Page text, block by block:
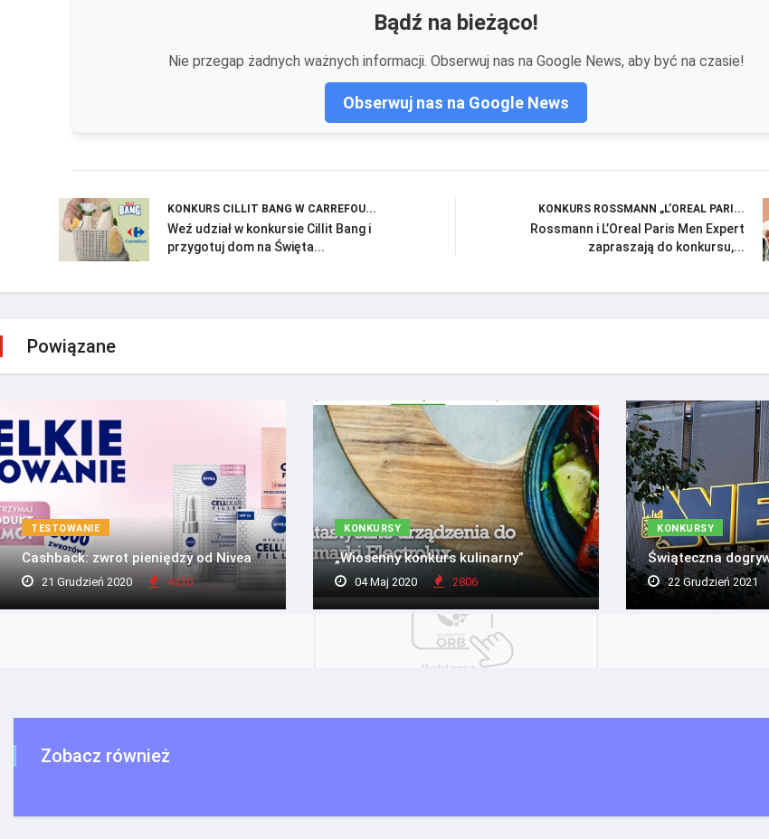
Bądź na bieżąco!
Nie przegap żadnych ważnych informacji. Obserwuj nas na Google News, aby być na czasie!
Obserwuj nas na Google News
KONKURS CILLIT BANG W CARREFOU...
Weź udział w konkursie Cillit Bang i
przygotuj dom na Święta...
KONKURS ROSSMANN „L’OREAL PARI...
Rossmann i L’Oreal Paris Men Expert
zapraszają do konkursu,...
Powiązane
TESTOWANIE
Cashback: zwrot pieniędzy od Nivea
21 Grudzień 2020 4320
KONKURSY
„Wiosenny konkurs kulinarny”
04 Maj 2020 2806
KONKURSY
Świąteczna
22 Grudzień 2021
Zobacz również